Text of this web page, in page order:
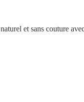
et sans couture